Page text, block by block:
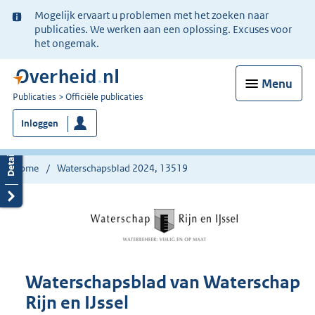
Ter
informatie:
Mogelijk ervaart u problemen met het zoeken naar
publicaties. We werken aan een oplossing. Excuses voor
het ongemak.
Menu
U
bent
nu
hier:
Publicaties Officiële publicaties
Inloggen
Home Waterschapsblad 2024, 13519
Waterschapsblad van Waterschap
Rijn en IJssel